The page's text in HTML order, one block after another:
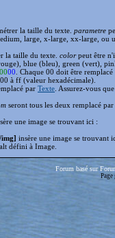
la taille du texte. parametre
large, x-large, xx-large, ou
la taille du texte. colorpeut être
blue (bleu), green (vert),
0000 . Chaque 00 doit être
à ff (valeur hexadécimale).
par Texte . Assurez-vous
seront tous les deux remplacé par
une image se trouvant ici :
insère une image se trouvant
défini à Image.
Forum basé sur
Page